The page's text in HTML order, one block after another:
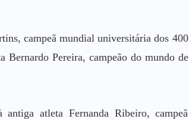
campeã mundial universitária dos 400
Bernardo Pereira, campeão do mundo de
atleta Fernanda Ribeiro, campeã